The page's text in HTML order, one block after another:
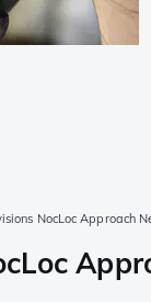
NocLoc Approach